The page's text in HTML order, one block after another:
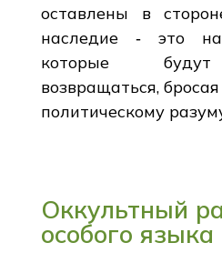
оставлены в
наследие ‑ это
которые
возвращаться,
политическому
Оккультный
особого языка